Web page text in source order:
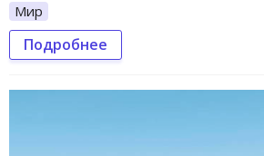
Мир
Подробнее